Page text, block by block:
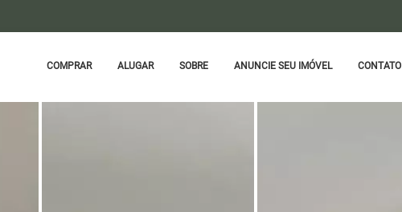
COMPRAR ALUGAR SOBRE ANUNCIE SEU IMÓVEL CONTATO